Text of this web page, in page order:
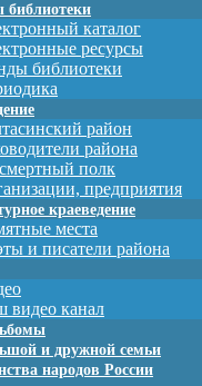
библиотеки
каталог
ресурсы
библиотеки
район
района
полк
предприятия
краеведение
места
и писатели района
видео канал
и дружной семьи
народов России